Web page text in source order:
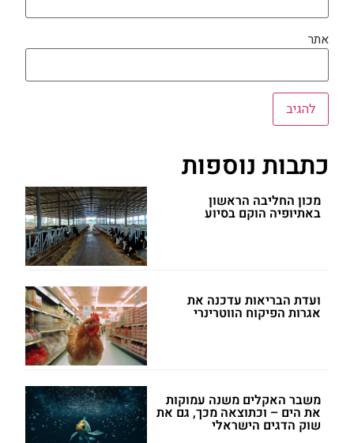
אתר
כתבות נוספות
מכון החליבה הראשון
באתיופיה הוקם בסיוע
ועדת הבריאות עדכנה את
אגרות הפיקוח הווטרינרי
משבר האקלים משנה עמוקות
את הים – וכתוצאה מכך, גם את
שוק הדגים הישראלי